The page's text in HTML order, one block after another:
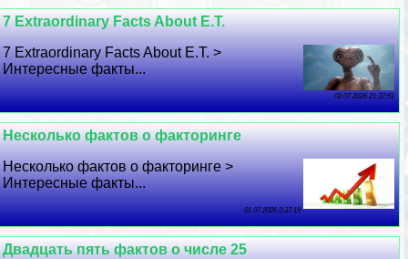
7 Extraordinary Facts About E.T.
7 Extraordinary Facts About E.T. >
Интересные факты...
02 07 2026 21:37:51
Несколько фактов о факторинге
Несколько фактов о факторинге >
Интересные факты...
01 07 2026 2:37:19
Двадцать пять фактов о числе 25